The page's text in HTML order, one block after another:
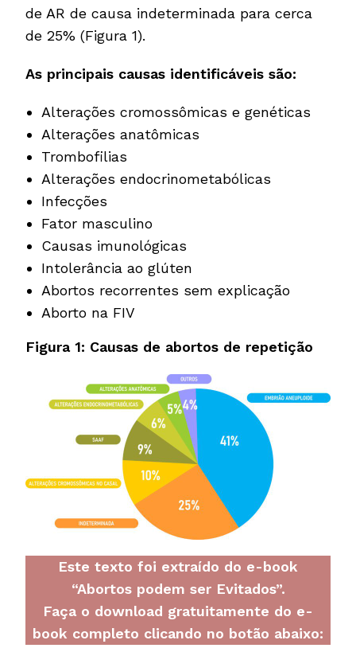
de AR de causa indeterminada para cerca
de 25% (Figura 1).
As principais causas identificáveis são:
Alterações cromossômicas e genéticas
Alterações anatômicas
Trombofilias
Alterações endocrinometabólicas
Infecções
Fator masculino
Causas imunológicas
Intolerância ao glúten
Abortos recorrentes sem explicação
Aborto na FIV
Figura 1: Causas de abortos de repetição
Este texto foi extraído do e-book
“Abortos podem ser Evitados”.
Faça o download gratuitamente do e-
book completo clicando no botão abaixo: